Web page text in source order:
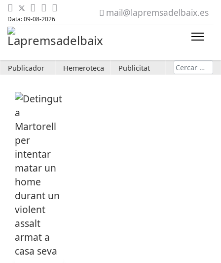
Data: 09-08-2026
mail@lapremsadelbaix.es
Publicador Hemeroteca Publicitat Cerca